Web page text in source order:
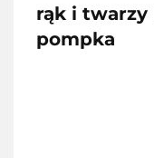
rąk i
pompka